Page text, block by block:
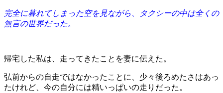
完全に暮れてしまった空を見ながら、タクシーの中は全くの
無言の世界だった。
帰宅した私は、走ってきたことを妻に伝えた。
弘前からの自走ではなかったことに、少々後ろめたさはあっ
たけれど、今の自分には精いっぱいの走りだった。